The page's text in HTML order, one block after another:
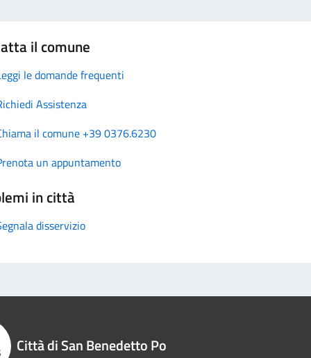
il comune
le domande frequenti
Assistenza
il comune +39 0376.6230
un appuntamento
in città
disservizio
Città di San Benedetto Po